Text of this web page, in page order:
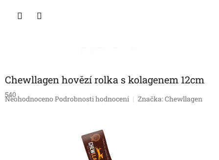
Chewllagen hovězí rolka s kolagenem 12cm
540
Průměrné
Neohodnoceno Podrobnosti hodnocení Značka:Chewllagen